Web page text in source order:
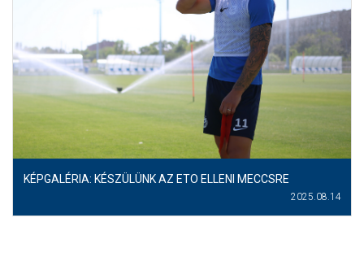
KÉPGALÉRIA: KÉSZÜLÜNK AZ ETO ELLENI MECCSRE
2025.08.14